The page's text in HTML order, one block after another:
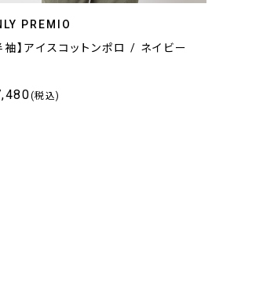
PREMIO
袖】アイスコットンポロ / ネイビー
(税込)